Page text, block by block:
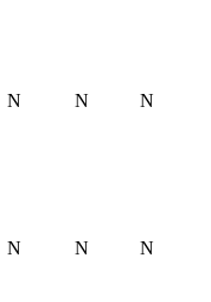
N N N
N N N